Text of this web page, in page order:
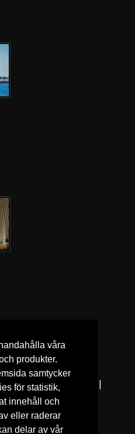
våra
produkter.
samtycker
för statistik,
innehåll och
eller raderar
delar av vår
|San Francisco
|